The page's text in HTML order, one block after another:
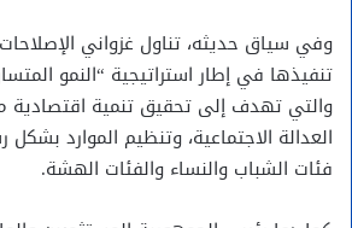
وفي سياق حديثه، تناول غزواني
تنفيذها في إطار استراتيجية “النمو
والتي تهدف إلى تحقيق تنمية اقتصادية
العدالة الاجتماعية، وتنظيم الموارد بشكل
فئات الشباب والنساء والفئات الهشة.